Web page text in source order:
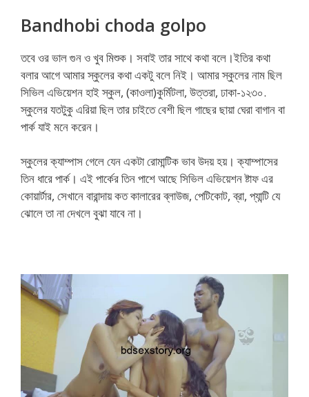
Bandhobi choda golpo
তবে ওর ভাল গুন ও খুব মিশুক। সবাই তার সাথে কথা বলে।ইতির কথা
বলার আগে আমার স্কুলের কথা একটু বলে নিই। আমার স্কুলের নাম ছিল
সিভিল এভিয়েশন হাই স্কুল, (কাওলা)কুর্মিটলা, উত্তরা, ঢাকা-১২৩০.
স্কুলের যতটুকু এরিয়া ছিল তার চাইতে বেশী ছিল গাছের ছায়া ঘেরা বাগান বা
পার্ক যাই মনে করেন।
স্কুলের ক্যাম্পাস গেলে যেন একটা রোমান্টিক ভাব উদয় হয়। ক্যাম্পাসের
তিন ধারে পার্ক। এই পার্কের তিন পাশে আছে সিভিল এভিয়েশন ষ্টাফ এর
কোয়ার্টার, সেখানে বারান্দায় কত কালারের ব্লাউজ, পেটিকোট, ব্রা, প্যান্টি যে
ঝোলে তা না দেখলে বুঝা যাবে না।